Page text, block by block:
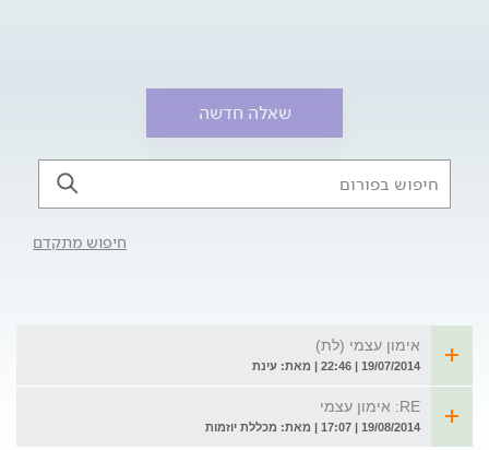
שאלה חדשה
חיפוש מתקדם
אימון עצמי (לת)
19/07/2014 | 22:46 | מאת: עינת
RE: אימון עצמי
19/08/2014 | 17:07 | מאת: מכללת יוזמות